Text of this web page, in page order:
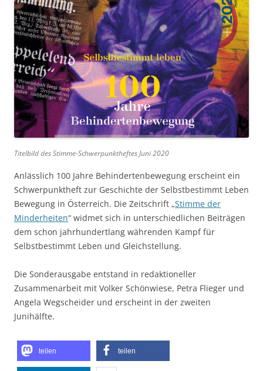
Titelbild des Stimme-Schwerpunktheftes Juni 2020
Anlässlich 100 Jahre Behindertenbewegung erscheint ein
Schwerpunktheft zur Geschichte der Selbstbestimmt Leben
Bewegung in Österreich. Die Zeitschrift „Stimme der
Minderheiten“ widmet sich in unterschiedlichen Beiträgen
dem schon jahrhundertlang währenden Kampf für
Selbstbestimmt Leben und Gleichstellung.
Die Sonderausgabe entstand in redaktioneller
Zusammenarbeit mit Volker Schönwiese, Petra Flieger und
Angela Wegscheider und erscheint in der zweiten
Junihälfte.
teilen teilen